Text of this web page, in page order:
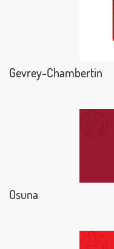
Gevrey-Chambertin
Osuna